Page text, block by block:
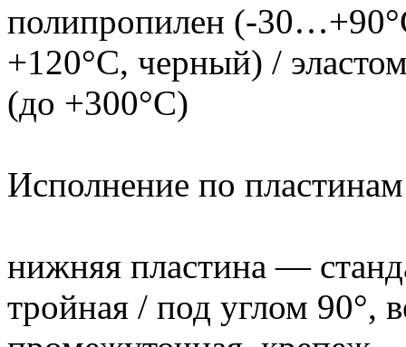
полипропилен (-
+120°C, черный) /
(до +300°C)
Исполнение по
нижняя пластина —
тройная / под углом 90°,